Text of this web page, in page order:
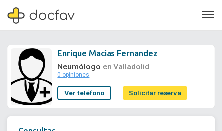
Soporte
Enrique Macias Fernandez
Neumólogo en Valladolid
0 opiniones
Ver teléfono Solicitar reserva